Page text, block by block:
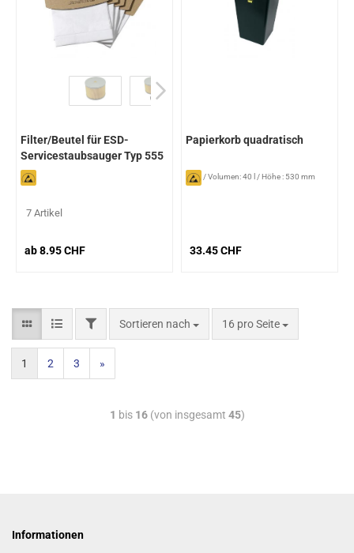
Filter/Beutel für ESD-
Servicestaubsauger Typ 555
7 Artikel
ab 8.95 CHF
Papierkorb quadratisch
/Volumen: 40 l / Höhe : 530 mm
33.45 CHF
Sortieren nach 16 pro Seite
1 2 3 »
1 bis 16(von insgesamt 45)
Informationen